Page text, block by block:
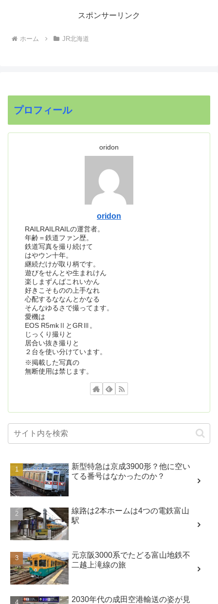
スポンサーリンク
ホーム JR北海道
プロフィール
oridon
oridon
RAILRAILRAILの運営者。
年齢＝鉄道ファン歴。
鉄道写真を撮り続けて
はやウン十年。
継続だけが取り柄です。
遊びをせんとや生まれけん
楽しまずんばこれいかん
好きこそものの上手なれ
心配するななんとかなる
そんなゆるさで撮ってます。
愛機は
EOS R5mkⅡとGRⅢ。
じっくり撮りと
居合い抜き撮りと
２台を使い分けています。
※掲載した写真の
無断使用は禁じます。
新型特急は京成3900形？他に空い
てる番号はなかったのか？
線路は2本ホームは4つの電鉄富山
駅
元京阪3000系でたどる富山地鉄不
二越上滝線の旅
2030年代の成田空港輸送の姿が見